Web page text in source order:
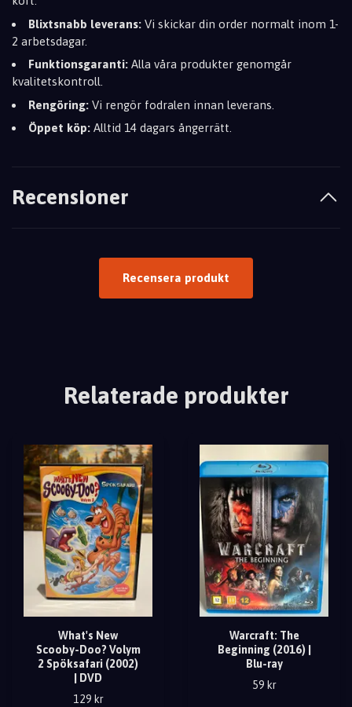
Blixtsnabb leverans: Vi skickar din order normalt inom 1-
2 arbetsdagar.
Funktionsgaranti: Alla våra produkter genomgår
kvalitetskontroll.
Rengöring: Vi rengör fodralen innan leverans.
Öppet köp: Alltid 14 dagars ångerrätt.
Recensioner
Recensera produkt
Relaterade produkter
What's New
Scooby-Doo? Volym
2 Spöksafari (2002)
| DVD
129 kr
Warcraft: The
Beginning (2016) |
Blu-ray
59 kr